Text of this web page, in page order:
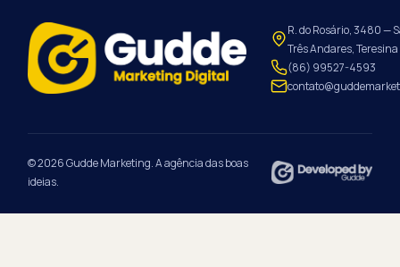
R. do Rosário, 3480 —
Três Andares,
(86) 99527-4593
© 2026 Gudde Marketing. A agência das boas
ideias.